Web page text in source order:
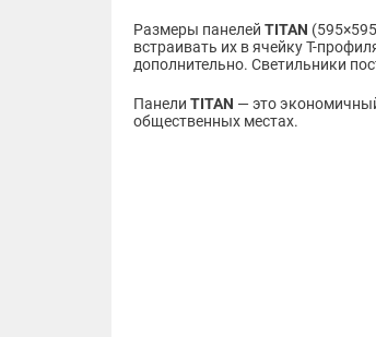
Размеры панелей TITAN
встраивать их в ячейку Т-
дополнительно. Светильники
Панели TITAN — это
общественных местах.